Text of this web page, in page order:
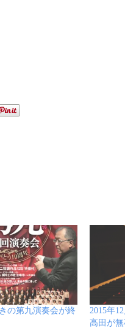
の第九演奏会が終
2015年
高田が